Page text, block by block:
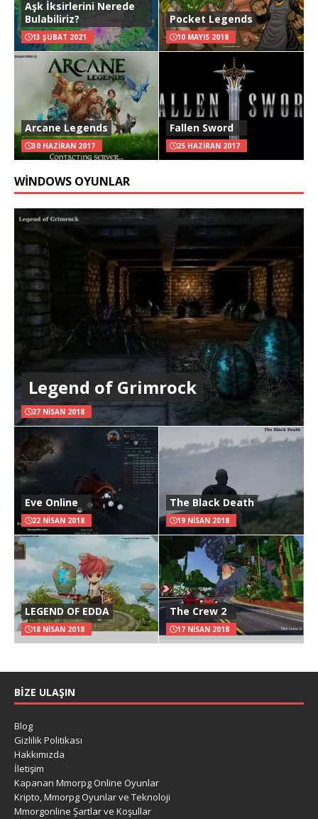
Aşk İksirlerini Nerede
Bulabiliriz?
13 ŞUBAT 2021
Pocket Legends
10 MAYIS 2018
Arcane Legends
30 HAZIRAN 2017
Fallen Sword
25 HAZIRAN 2017
WINDOWS OYUNLAR
Legend of Grimrock
27 NISAN 2018
Eve Online
22 NISAN 2018
The Black Death
19 NISAN 2018
LEGEND OF EDDA
18 NISAN 2018
The Crew 2
17 NISAN 2018
BIZE ULAŞIN
Blog
Gizlilik Politikası
Hakkımızda
İletişim
Kapanan Mmorpg Online Oyunlar
Kripto, Mmorpg Oyunlar ve Teknoloji
Mmorgonline Şartlar ve Koşullar